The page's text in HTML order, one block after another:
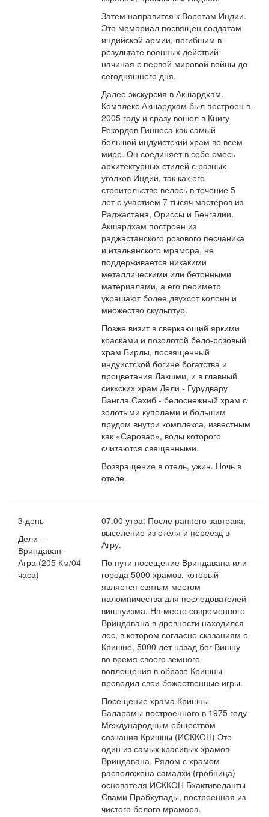
Затем направится к Воротам Индии.
Это мемориал посвящен солдатам
индийской армии, погибшим в
результате военных действий
начиная с первой мировой войны до
сегодняшнего дня.
Далее экскурсия в Акшардхам.
Комплекс Акшардхам был построен в
2005 году и сразу вошел в Книгу
Рекордов Гиннеса как самый
большой индуистский храм во всем
мире. Он соединяет в себе смесь
архитектурных стилей с разных
уголков Индии, так как его
строительство велось в течение 5
лет с участием 7 тысяч мастеров из
Раджастана, Ориссы и Бенгалии.
Акшардхам построен из
раджастанского розового песчаника
и итальянского мрамора, не
поддерживается никакими
металлическими или бетонными
материалами, а его периметр
украшают более двухсот колонн и
множество скульптур.
Позже визит в сверкающий яркими
красками и позолотой бело-розовый
храм Бирлы, посвященный
индуистской богине богатства и
процветания Лакшми, и в главный
сикхских храм Дели - Гурудвару
Бангла Сахиб - белоснежный храм с
золотыми куполами и большим
прудом внутри комплекса, известным
как «Саровар», воды которого
считаются священными.
Возвращение в отель, ужин. Ночь в
отеле.
3 день
Дели –
Вриндаван -
Агра (205 Км/04
часа)
07.00 утра: После раннего завтрака,
выселение из отеля и переезд в
Агру.
По пути посещение Вриндавана или
города 5000 храмов, который
является святым местом
паломничества для последователей
вишнуизма. На месте современного
Вриндавана в древности находился
лес, в котором согласно сказаниям о
Кришне, 5000 лет назад бог Вишну
во время своего земного
воплощения в образе Кришны
проводил свои божественные игры.
Посещение храма Кришны-
Баларамы построенного в 1975 году
Международным обществом
сознания Кришны (ИСККОН) Это
один из самых красивых храмов
Вриндавана. Рядом с храмом
расположена самадхи (гробница)
основателя ИСККОН Бхактиведанты
Свами Прабхупады, построенная из
чистого белого мрамора.